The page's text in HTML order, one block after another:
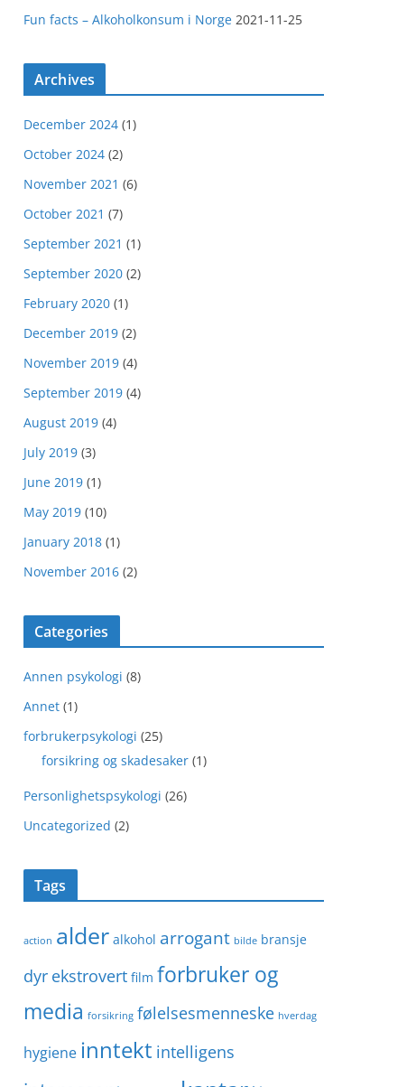
Fun facts – Alkoholkonsum i Norge 2021-11-25
Archives
December 2024 (1)
October 2024 (2)
November 2021 (6)
October 2021 (7)
September 2021 (1)
September 2020 (2)
February 2020 (1)
December 2019 (2)
November 2019 (4)
September 2019 (4)
August 2019 (4)
July 2019 (3)
June 2019 (1)
May 2019 (10)
January 2018 (1)
November 2016 (2)
Categories
Annen psykologi (8)
Annet (1)
forbrukerpsykologi (25)
forsikring og skadesaker (1)
Personlighetspsykologi (26)
Uncategorized (2)
Tags
action alder alkohol arrogant bilde bransje
dyr ekstrovert film forbruker og
media forsikring følelsesmenneske hverdag
hygiene inntekt intelligens